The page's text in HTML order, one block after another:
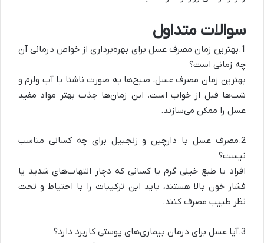
سوالات متداول
1.بهترین زمان مصرف عسل برای بهره‌برداری از خواص درمانی آن
چه زمانی است؟
بهترین زمان مصرف عسل، صبح‌ها به صورت ناشتا با آب ولرم و
شب‌ها قبل از خواب است. این زمان‌ها جذب بهتر مواد مفید
عسل را ممکن می‌سازند.
2.مصرف عسل با دارچین و زنجبیل برای چه کسانی مناسب
نیست؟
افراد با طبع خیلی گرم یا کسانی که دچار التهاب‌های شدید یا
فشار خون بالا هستند، باید این ترکیبات را با احتیاط و تحت
نظر طبیب مصرف کنند.
3.آیا عسل برای درمان بیماری‌های پوستی کاربرد دارد؟